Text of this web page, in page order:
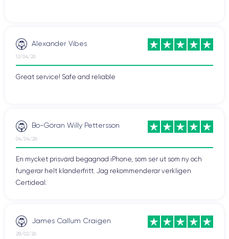
Alexander Vibes
12/04/26
Great service! Safe and reliable
Bo-Göran Willy Pettersson
04/04/26
En mycket prisvärd begagnad iPhone, som ser ut som ny och
fungerar helt klanderfritt. Jag rekommenderar verkligen
Certideal.
James Callum Craigen
28/02/26